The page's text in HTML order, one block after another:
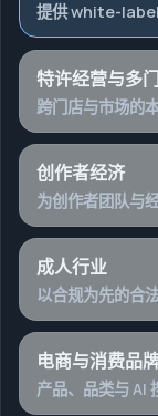
提供 white-label
特许经营与多
跨门店与市场的
创作者经济
为创作者团队与
成人行业
以合规为先的合
电商与消费品
产品、品类与 AI